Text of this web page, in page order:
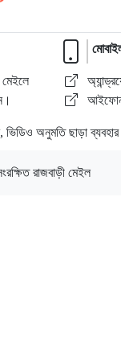
মেইলে
ভিডিও অনুমতি ছাড়া
রাজবাড়ী মেইল